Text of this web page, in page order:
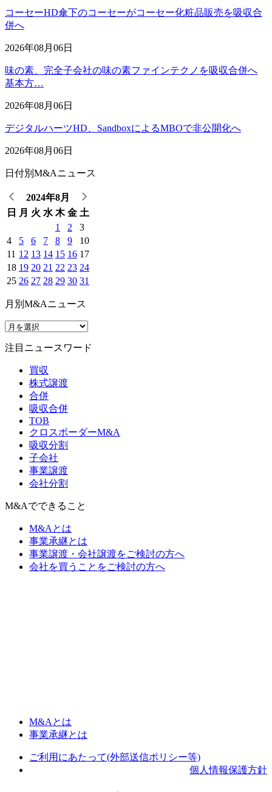
コーセーHD傘下のコーセーがコーセー化粧品販売を吸収合
併へ
2026年08月06日
味の素、完全子会社の味の素ファインテクノを吸収合併へ
基本方…
2026年08月06日
デジタルハーツHD、SandboxによるMBOで非公開化へ
2026年08月06日
日付別M&Aニュース
2024年8月
日
月 火 水 木 金 土
1
2
3
4
5 6 7 8 9
10
11 12 13 14 15 16 17
18 19 20 21 22 23 24
25 26 27 28 29 30 31
月別M&Aニュース
注目ニュースワード
買収
株式譲渡
合併
吸収合併
TOB
クロスボーダーM&A
吸収分割
子会社
事業譲渡
会社分割
M&Aでできること
M&Aとは
事業承継とは
事業譲渡・会社譲渡をご検討の方へ
会社を買うことをご検討の方へ
M&Aとは
事業承継とは
ご利用にあたって(外部送信ポリシー等)
個人情報保護方針